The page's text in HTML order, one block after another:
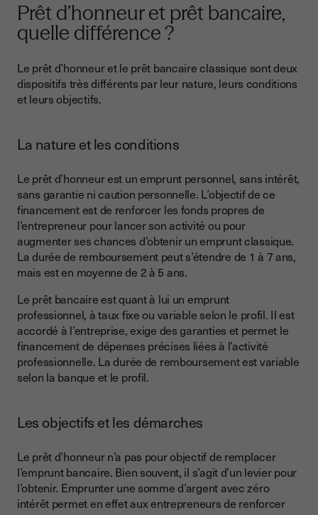
Prêt d’honneur et prêt bancaire,
quelle différence ?
Le prêt d’honneur et le prêt bancaire classique sont deux
dispositifs très différents par leur nature, leurs conditions
et leurs objectifs.
La nature et les conditions
Le prêt d’honneur est un emprunt personnel, sans intérêt,
sans garantie ni caution personnelle. L’objectif de ce
financement est de renforcer les fonds propres de
l’entrepreneur pour lancer son activité ou pour
augmenter ses chances d’obtenir un emprunt classique.
La durée de remboursement peut s’étendre de 1 à 7 ans,
mais est en moyenne de 2 à 5 ans.
Le prêt bancaire est quant à lui un emprunt
professionnel, à taux fixe ou variable selon le profil. Il est
accordé à l’entreprise, exige des garanties et permet le
financement de dépenses précises liées à l’activité
professionnelle. La durée de remboursement est variable
selon la banque et le profil.
Les objectifs et les démarches
Le prêt d’honneur n’a pas pour objectif de remplacer
l’emprunt bancaire. Bien souvent, il s’agit d’un levier pour
l’obtenir. Emprunter une somme d’argent avec zéro
intérêt permet en effet aux entrepreneurs de renforcer